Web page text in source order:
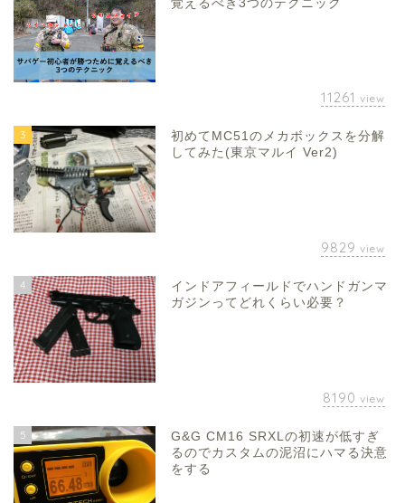
覚えるべき3つのテクニック
11261 view
3
初めてMC51のメカボックスを分解
してみた(東京マルイ Ver2)
9829 view
4
インドアフィールドでハンドガンマ
ガジンってどれくらい必要？
8190 view
5
G&G CM16 SRXLの初速が低すぎ
るのでカスタムの泥沼にハマる決意
をする